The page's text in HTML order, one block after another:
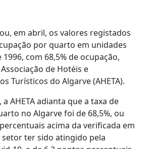
em abril, os valores registados
por quarto em unidades
com 68,5% de ocupação,
de Hotéis e
Turísticos do Algarve (AHETA).
AHETA adianta que a taxa de
no Algarve foi de 68,5%, ou
acima da verificada em
setor ter sido atingido pela